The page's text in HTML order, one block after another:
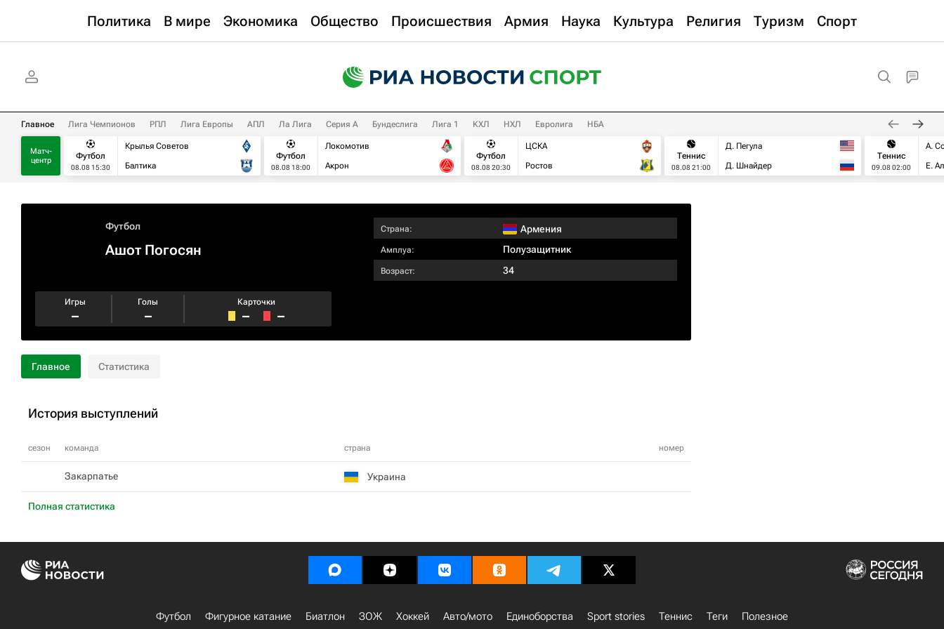
Политика В мире Экономика Общество Происшествия Армия Наука Культура Религия Туризм Спорт
Главное Лига Чемпионов РПЛ Лига Европы АПЛ Ла Лига Серия А Бундеслига Лига 1 КХЛ НХЛ Евролига НБА
Матч-
центр
Футбол
08.08 15:30
Крылья Советов
Балтика
Футбол
08.08 18:00
Локомотив
Акрон
Футбол
08.08 20:30
ЦСКА
Ростов
Теннис
08.08 21:00
Д. Пегула
Д. Шнайдер
Теннис
09.08 02:00
А.
Е.
Футбол
Ашот Погосян
Игры
–
Голы
–
Карточки
– –
Страна: Армения
Амплуа: Полузащитник
Возраст: 34
Главное Статистика
История выступлений
сезон команда страна номер
Полная статистика
Закарпатье Украина
Футбол Фигурное катание Биатлон ЗОЖ Хоккей Авто/мото Единоборства Sport stories Теннис Теги Полезное